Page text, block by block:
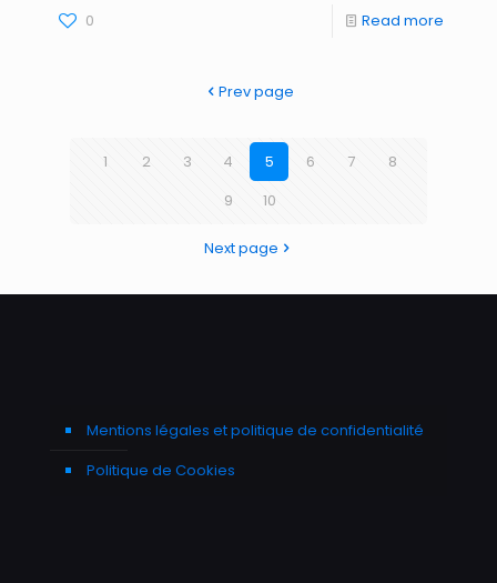
0 Read more
Prev page
1 2 3 4 5 6 7
8
9
10
Next page
Mentions légales et politique de confidentialité
Politique de Cookies